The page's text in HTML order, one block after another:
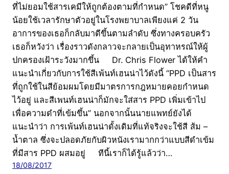
ที่ไม่ยอมใช้สารเคมีให้ถูกต้องตามที่กำหนด” โชคดีที่หนู
น้อยใช้เวลารักษาตัวอยู่ในโรงพยาบาลเพียงแค่ 2 วัน
อาการของเธอก็กลับมาดีขึ้นตามลำดับ ซึ่งทางครอบครัว
เธอก็หวังว่า เรื่องราวดังกลาวจะกลายเป็นอุทาหรณ์ให้ผู้
ปกครองเฝ้าระวังมากขึ้น Dr. Chris Flower ได้ให้คำ
แนะนำเกี่ยวกับการใช้สีเพ้นท์เฮนน่าไว้ดังนี้ “PPD เป็นสาร
ที่ถูกใช้ในสีย้อมผมโดยมีมาตรการกฎหมายคอยกำหนด
ไว้อยู่ และสีเพนท์เฮนน่าก็มักจะใส่สาร PPD เพิ่มเข้าไป
เพื่อความดำที่เข้มขึ้น” นอกจากนั้นนายแพทย์ยังได้
แนะนำว่า การเพ้นท์เฮนน่าดั้งเดิมที่แท้จริงจะใช้สี ส้ม –
น้ำตาล ซึ่งจะปลอดภัยกับผิวหนังเรามากกว่าแบบสีดำเข้ม
ที่มีสาร PPD ผสมอยู่ ทีนี้เราก็ได้รู้แล้วว่า…
18/08/2017